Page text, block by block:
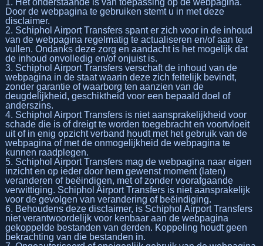
Door de webpagina te gebruiken stemt u in met deze
disclaimer.
2. Schiphol Airport Transfers spant er zich voor in de inhoud
van de webpagina regelmatig te actualiseren en/of aan te
vullen. Ondanks deze zorg en aandacht is het mogelijk dat
de inhoud onvolledig en/of onjuist is.
3. Schiphol Airport Transfers verschaft de inhoud van de
webpagina in de staat waarin deze zich feitelijk bevindt,
zonder garantie of waarborg ten aanzien van de
deugdelijkheid, geschiktheid voor een bepaald doel of
anderszins.
4. Schiphol Airport Transfers is niet aansprakelijkheid voor
schade die is of dreigt te worden toegebracht en voortvloeit
uit of in enig opzicht verband houdt met het gebruik van de
webpagina of met de onmogelijkheid de webpagina te
kunnen raadplegen.
5. Schiphol Airport Transfers mag de webpagina naar eigen
inzicht en op ieder door hem gewenst moment (laten)
veranderen of beëindigen, met of zonder voorafgaande
verwittiging. Schiphol Airport Transfers is niet aansprakelijk
voor de gevolgen van verandering of beëindiging.
6. Behoudens deze disclaimer, is Schiphol Airport Transfers
niet verantwoordelijk voor kenbaar aan de webpagina
gekoppelde bestanden van derden. Koppeling houdt geen
bekrachting van die bestanden in.